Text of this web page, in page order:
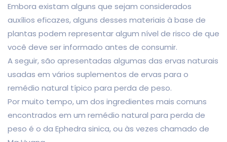
Embora existam alguns que sejam considerados
auxílios eficazes, alguns desses materiais à base de
plantas podem representar algum nível de risco de que
você deve ser informado antes de consumir.
A seguir, são apresentadas algumas das ervas naturais
usadas em vários suplementos de ervas para o
remédio natural típico para perda de peso.
Por muito tempo, um dos ingredientes mais comuns
encontrados em um remédio natural para perda de
peso é o da Ephedra sinica, ou às vezes chamado de